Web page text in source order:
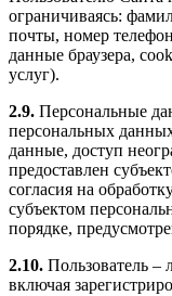
ограничиваясь:
почты, номер
данные браузера,
услуг).
2.9. Персональные
персональных
данные, доступ
предоставлен
согласия на
субъектом
порядке,
2.10. Пользователь –
включая